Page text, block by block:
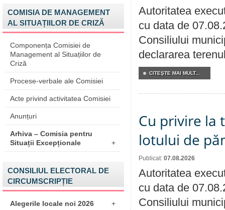
COMISIA DE MANAGEMENT
AL SITUAȚIILOR DE CRIZĂ
Componența Comisiei de
Management al Situațiilor de
Criză
Procese-verbale ale Comisiei
Acte privind activitatea Comisiei
Anunțuri
Arhiva – Comisia pentru
Situații Excepționale
+
CONSILIUL ELECTORAL DE
CIRCUMSCRIPȚIE
Alegerile locale noi 2026 +
Autoritatea
cu data de
Consiliului
declararea
CITEŞTE MAI MULT...
Cu privire la
lotului de
Publicat: 07.08.2026
Autoritatea
cu data de
Consiliului